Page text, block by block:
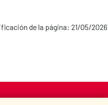
de la página: 21/05/2026